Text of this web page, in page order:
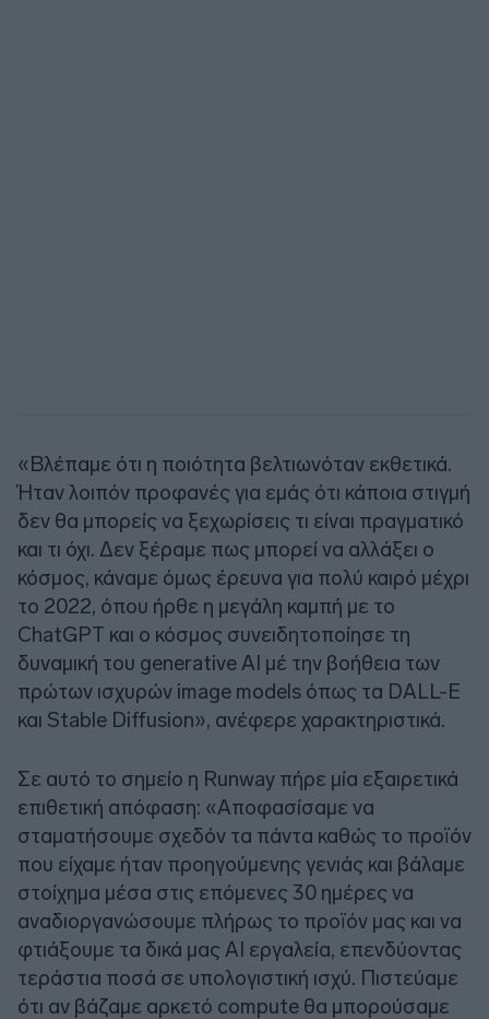
«Βλέπαμε ότι η ποιότητα βελτιωνόταν εκθετικά.
Ήταν λοιπόν προφανές για εμάς ότι κάποια στιγμή
δεν θα μπορείς να ξεχωρίσεις τι είναι πραγματικό
και τι όχι. Δεν ξέραμε πως μπορεί να αλλάξει ο
κόσμος, κάναμε όμως έρευνα για πολύ καιρό μέχρι
το 2022, όπου ήρθε η μεγάλη καμπή με το
ChatGPT και ο κόσμος συνειδητοποίησε τη
δυναμική του generative AI μέ την βοήθεια των
πρώτων ισχυρών image models όπως τα DALL-E
και Stable Diffusion», ανέφερε χαρακτηριστικά.
Σε αυτό το σημείο η Runway πήρε μία εξαιρετικά
επιθετική απόφαση: «Αποφασίσαμε να
σταματήσουμε σχεδόν τα πάντα καθώς το προϊόν
που είχαμε ήταν προηγούμενης γενιάς και βάλαμε
στοίχημα μέσα στις επόμενες 30 ημέρες να
αναδιοργανώσουμε πλήρως το προϊόν μας και να
φτιάξουμε τα δικά μας ΑΙ εργαλεία, επενδύοντας
τεράστια ποσά σε υπολογιστική ισχύ. Πιστεύαμε
ότι αν βάζαμε αρκετό compute θα μπορούσαμε